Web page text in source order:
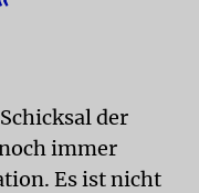
der
immer
Es ist nicht